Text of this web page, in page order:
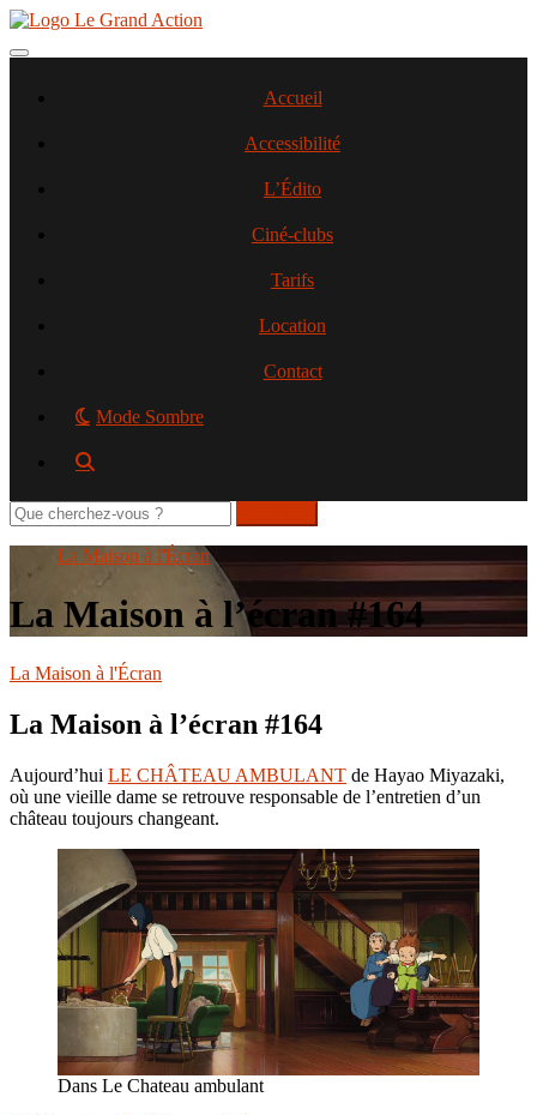
Aller
contenu
Toggle navigation
Accueil
Accessibilité
L’Édito
Ciné-clubs
Tarifs
Location
Contact
Mode Sombre
Rechercher
sur
site
La Maison à l'Écran
La Maison à l’écran #164
La Maison à l'Écran
La Maison à l’écran #164
Aujourd’hui LE CHÂTEAU AMBULANT de Hayao Miyazaki,
où une vieille dame se retrouve responsable de l’entretien d’un
château toujours changeant.
Dans Le Chateau ambulant